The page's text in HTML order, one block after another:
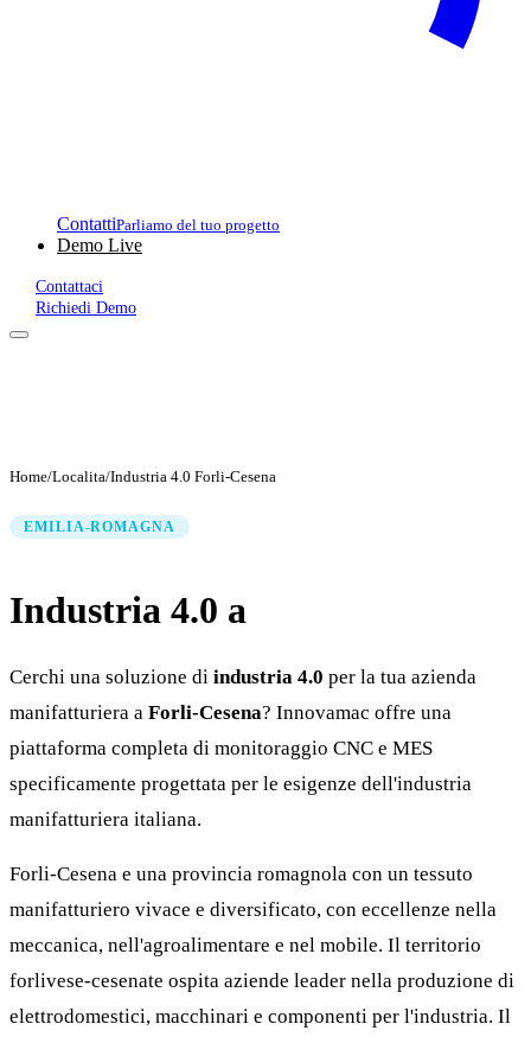
ContattiParliamo del tuo progetto
Demo Live
Contattaci
Richiedi Demo
Home/Localita/Industria 4.0 Forli-Cesena
EMILIA-ROMAGNA
Industria 4.0 a
Cerchi una soluzione di industria 4.0 per la tua azienda
manifatturiera a Forli-Cesena? Innovamac offre una
piattaforma completa di monitoraggio CNC e MES
specificamente progettata per le esigenze dell'industria
manifatturiera italiana.
Forli-Cesena e una provincia romagnola con un tessuto
manifatturiero vivace e diversificato, con eccellenze nella
meccanica, nell'agroalimentare e nel mobile. Il territorio
forlivese-cesenate ospita aziende leader nella produzione di
elettrodomestici, macchinari e componenti per l'industria. Il